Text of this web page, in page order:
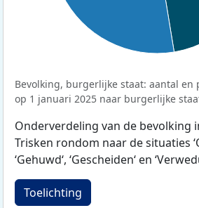
Bevolking, burgerlijke staat: aantal en
op 1 januari 2025 naar burgerlijke
Onderverdeling van de bevolking
Trisken rondom naar de situaties
‘Gehuwd‘, ‘Gescheiden‘ en
Toelichting